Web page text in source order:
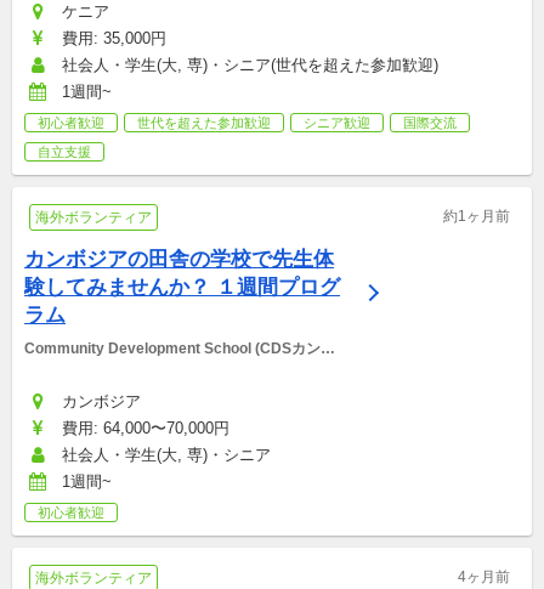
ケニア
費用: 35,000円
社会人・学生(大, 専)・シニア(世代を超えた参加歓迎)
1週間~
初心者歓迎 世代を超えた参加歓迎 シニア歓迎
国際交流
自立支援
海外ボランティア 約1ヶ月前
カンボジアの田舎の学校で先生体
験してみませんか？ １週間プログ
ラム
Community Development School (CDSカンボ
カンボジア
費用: 64,000〜70,000円
社会人・学生(大, 専)・シニア
1週間~
初心者歓迎
海外ボランティア 4ヶ月前